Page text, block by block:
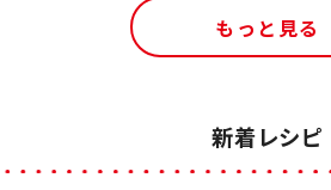
もっと見る
新着レシピ